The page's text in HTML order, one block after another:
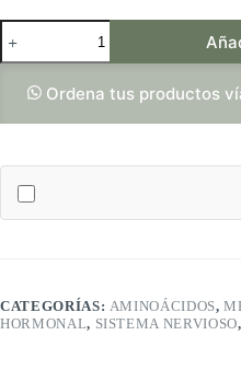
L-
TIROSINA
500
50
SOLGAR
cantidad
Ordena tus productos
CATEGORÍAS: AMINOÁCIDOS,
HORMONAL, SISTEMA NERVIOSO,